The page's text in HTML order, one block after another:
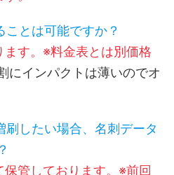
とは可能ですか？
す。※料金表とは別価格
にインパクトは薄いのでオ
刷したい場合、名刺データ
管しております。※前回